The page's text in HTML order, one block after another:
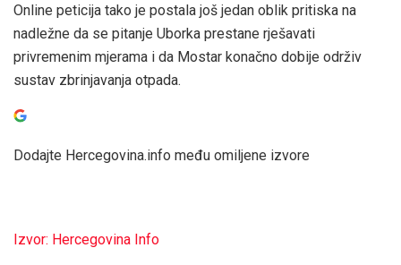
Online peticija tako je postala još jedan oblik pritiska na
nadležne da se pitanje Uborka prestane rješavati
privremenim mjerama i da Mostar konačno dobije održiv
sustav zbrinjavanja otpada.
Dodajte Hercegovina.info među omiljene izvore
Izvor: Hercegovina Info